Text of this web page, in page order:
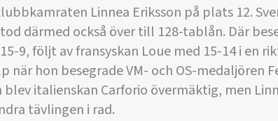
Linnea Eriksson på plats 12.
därmed också över till 128-tablån. Där
9, följt av fransyskan Loue med 15-14 i en
när hon besegrade VM- och OS-medaljören
italienskan Carforio övermäktig, men
tävlingen i rad.